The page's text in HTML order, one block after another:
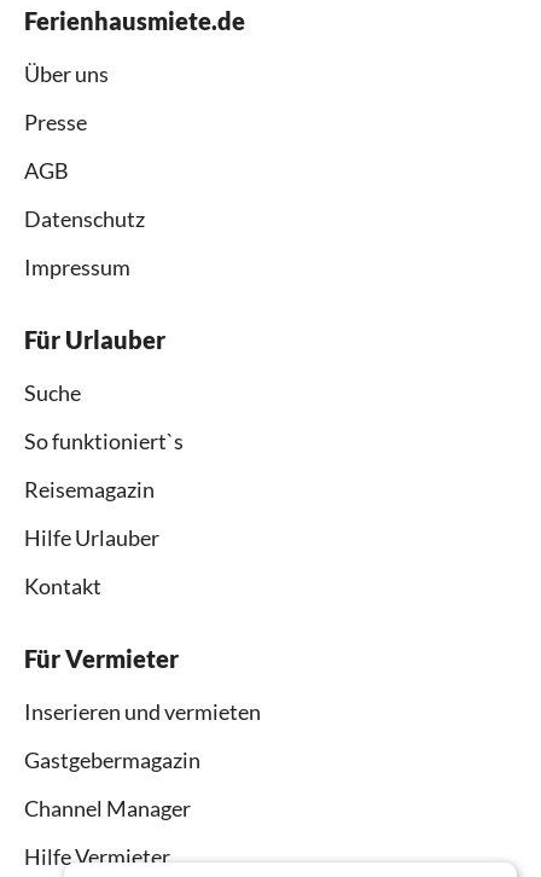
Ferienhausmiete.de
Über uns
Presse
AGB
Datenschutz
Impressum
Für Urlauber
Suche
So funktioniert`s
Reisemagazin
Hilfe Urlauber
Kontakt
Für Vermieter
Inserieren und vermieten
Gastgebermagazin
Channel Manager
Hilfe Vermieter